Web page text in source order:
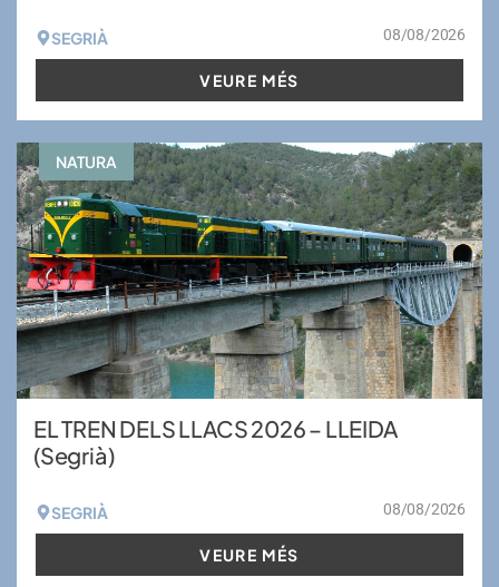
SEGRIÀ 08/08/2026
VEURE MÉS
NATURA
EL TREN DELS LLACS 2026 – LLEIDA
(Segrià)
SEGRIÀ 08/08/2026
VEURE MÉS